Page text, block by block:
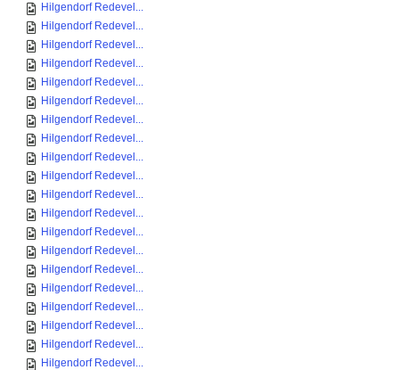
Hilgendorf Redevel...
Hilgendorf Redevel...
Hilgendorf Redevel...
Hilgendorf Redevel...
Hilgendorf Redevel...
Hilgendorf Redevel...
Hilgendorf Redevel...
Hilgendorf Redevel...
Hilgendorf Redevel...
Hilgendorf Redevel...
Hilgendorf Redevel...
Hilgendorf Redevel...
Hilgendorf Redevel...
Hilgendorf Redevel...
Hilgendorf Redevel...
Hilgendorf Redevel...
Hilgendorf Redevel...
Hilgendorf Redevel...
Hilgendorf Redevel...
Hilgendorf Redevel...